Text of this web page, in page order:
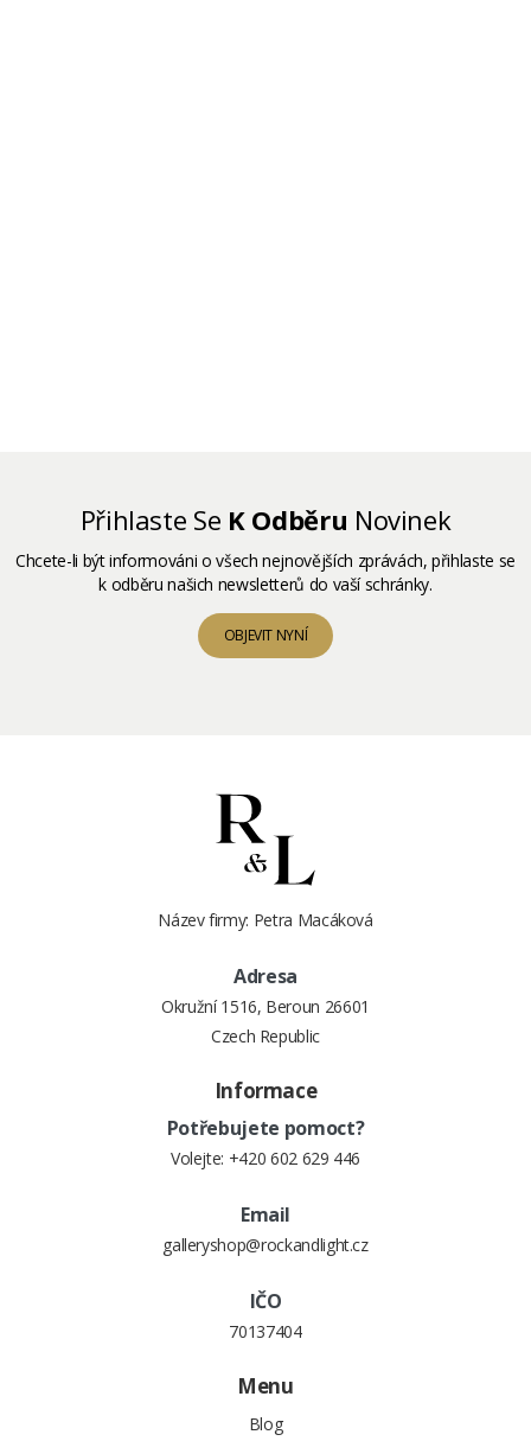
Přihlaste Se K Odběru Novinek
Chcete-li být informováni o všech nejnovějších zprávách, přihlaste se
k odběru našich newsletterů do vaší schránky.
OBJEVIT NYNÍ
Název firmy: Petra Macáková
Adresa
Okružní 1516, Beroun 26601
Czech Republic
Informace
Potřebujete pomoct?
Volejte: +420 602 629 446
Email
galleryshop@rockandlight.cz
IČO
70137404
Menu
Blog